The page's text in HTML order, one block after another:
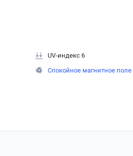
UV-индекс 6
Спокойное магнитное поле